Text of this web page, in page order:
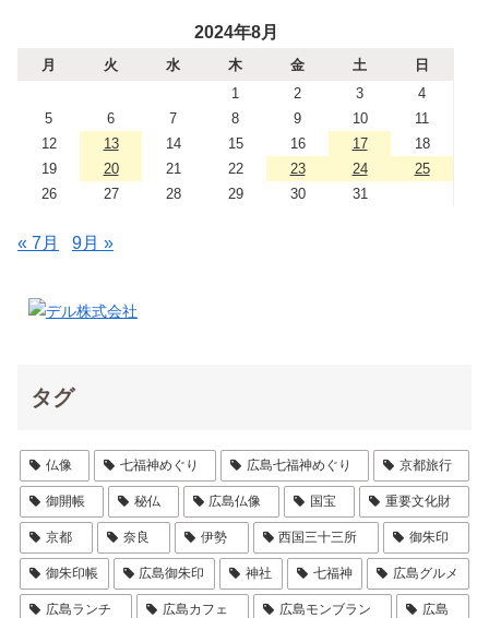
2024年8月
月 火 水 木 金 土
日
1
2 3
4
5
6 7 8 9 10
11
12
13 14 15 16 17
18
19
20 21 22 23 24
25
26
27 28 29 30 31
« 7月 9月 »
タグ
仏像 七福神めぐり 広島七福神めぐり 京都旅行
御開帳 秘仏 広島仏像 国宝 重要文化財
京都 奈良 伊勢 西国三十三所 御朱印
御朱印帳 広島御朱印 神社 七福神 広島グルメ
広島ランチ 広島カフェ 広島モンブラン 広島